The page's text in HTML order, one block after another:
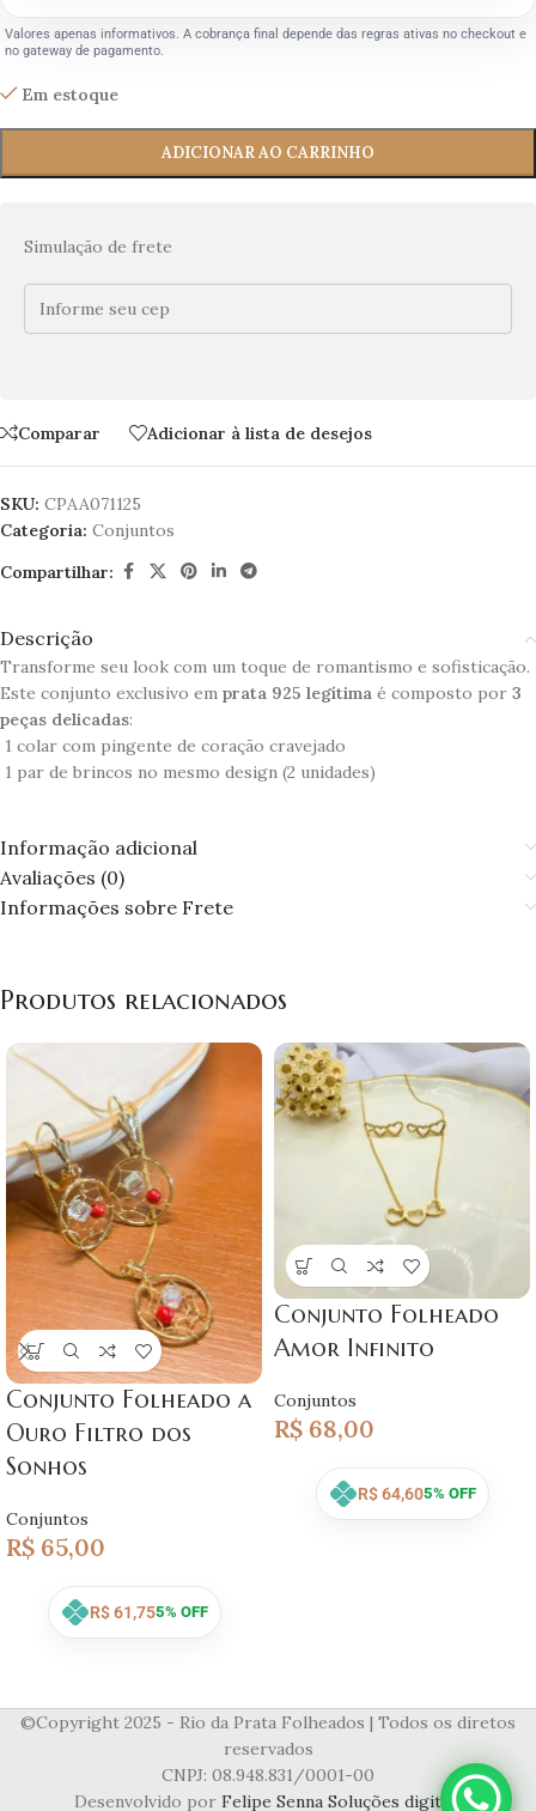
Valores apenas informativos. A cobrança final depende das regras ativas no checkout e
no gateway de pagamento.
Em estoque
ADICIONAR AO CARRINHO
Simulação de frete
Comparar Adicionar à lista de desejos
SKU: CPAA071125
Categoria: Conjuntos
Compartilhar:
Descrição
Transforme seu look com um toque de romantismo e sofisticação.
Este conjunto exclusivo em prata 925 legítima é composto por 3
peças delicadas:
1 colar com pingente de coração cravejado
1 par de brincos no mesmo design (2 unidades)
Informação adicional
Avaliações (0)
Informações sobre Frete
Produtos relacionados
Conjunto Folheado a
Ouro Filtro dos
Sonhos
Conjuntos
R$ 65,00
R$61,755% OFF
Conjunto Folheado
Amor Infinito
Conjuntos
R$ 68,00
R$64,605% OFF
©Copyright 2025 - Rio da Prata Folheados | Todos os diretos
reservados
CNPJ: 08.948.831/0001-00
Desenvolvido por Felipe Senna Soluções digitais